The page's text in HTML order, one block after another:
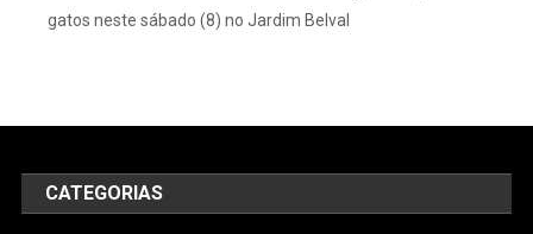
gatos neste sábado (8) no Jardim Belval
CATEGORIAS